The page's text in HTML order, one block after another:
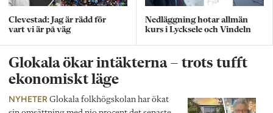
Clevestad: Jag är rädd för
vart vi är på väg
Nedläggning hotar allmän
kurs i Lycksele och Vindeln
Glokala ökar intäkterna – trots tufft
ekonomiskt läge
NYHETER Glokala folkhögskolan har ökat